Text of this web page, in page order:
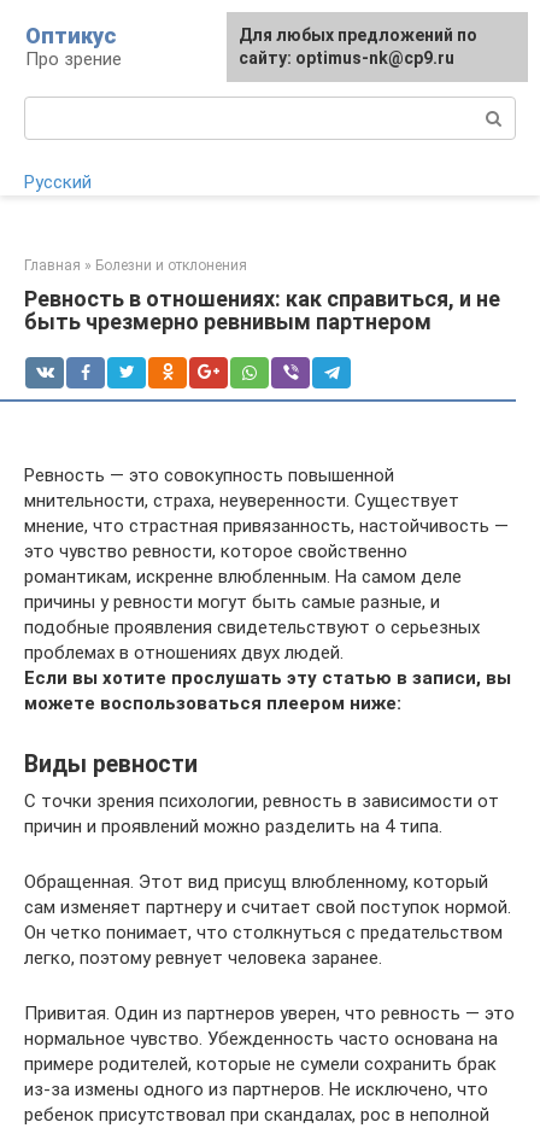
контенту
Оптикус
Про зрение
Русский
Главная » Болезни и отклонения
Ревность в отношениях: как справиться, и не
быть чрезмерно ревнивым партнером
Ревность — это совокупность повышенной
мнительности, страха, неуверенности. Существует
мнение, что страстная привязанность, настойчивость —
это чувство ревности, которое свойственно
романтикам, искренне влюбленным. На самом деле
причины у ревности могут быть самые разные, и
подобные проявления свидетельствуют о серьезных
проблемах в отношениях двух людей.
Если вы хотите прослушать эту статью в записи, вы
можете воспользоваться плеером ниже:
Виды ревности
С точки зрения психологии, ревность в зависимости от
причин и проявлений можно разделить на 4 типа.
Обращенная. Этот вид присущ влюбленному, который
сам изменяет партнеру и считает свой поступок нормой.
Он четко понимает, что столкнуться с предательством
легко, поэтому ревнует человека заранее.
Привитая. Один из партнеров уверен, что ревность — это
нормальное чувство. Убежденность часто основана на
примере родителей, которые не сумели сохранить брак
из-за измены одного из партнеров. Не исключено, что
ребенок присутствовал при скандалах, рос в неполной
Для любых предложений по
сайту: [email protected]
Для любых предложений по
сайту: optimus-nk@cp9.ru